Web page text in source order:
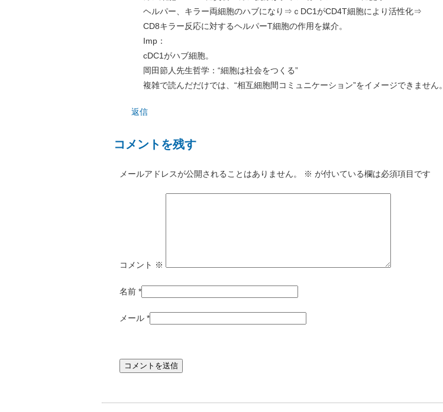
ヘルパー、キラー両細胞のハブになり⇒ｃDC1がCD4T細胞により活性化⇒
CD8キラー反応に対するヘルパーT細胞の作用を媒介。
Imp：
cDC1がハブ細胞。
岡田節人先生哲学：“細胞は社会をつくる”
複雑で読んだだけでは、“相互細胞間コミュニケーション”をイメージできません。
返信
コメントを残す
メールアドレスが公開されることはありません。 ※ が付いている欄は必須項目です
コメント ※
名前 *
メール *